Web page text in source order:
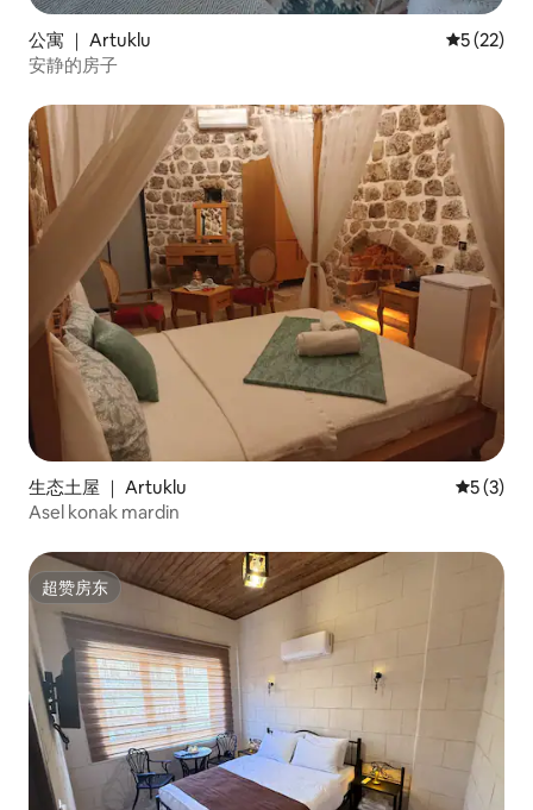
公寓 ｜ Artuklu 平均评分
5 (22)
安静的房子
生态土屋 ｜ Artuklu 平均评分
5 (3)
Asel konak mardin
超赞房东
超赞房东